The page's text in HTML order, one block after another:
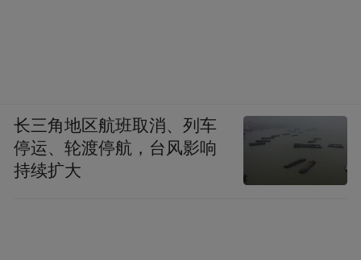
长三角地区航班取消、列车
停运、轮渡停航，台风影响
持续扩大